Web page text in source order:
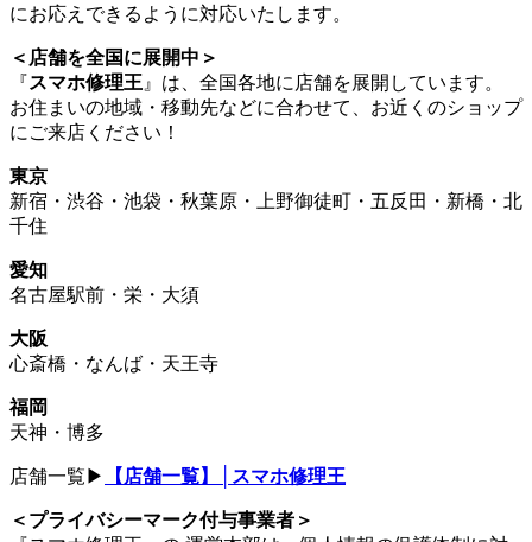
にお応えできるように対応いたします。
＜店舗を全国に展開中＞
『スマホ修理王 』は、全国各地に店舗を展開しています。
お住まいの地域・移動先などに合わせて、お近くのショップ
にご来店ください！
東京
新宿・渋谷・池袋・秋葉原・上野御徒町・五反田・新橋・北
千住
愛知
名古屋駅前・栄・大須
大阪
心斎橋・なんば・天王寺
福岡
天神・博多
店舗一覧▶ 【店舗一覧】│スマホ修理王
＜プライバシーマーク付与事業者＞